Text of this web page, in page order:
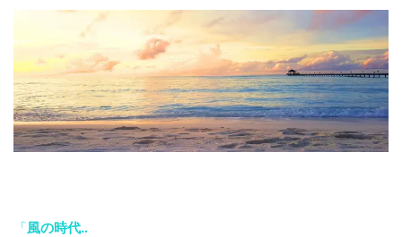
「風の時代‥